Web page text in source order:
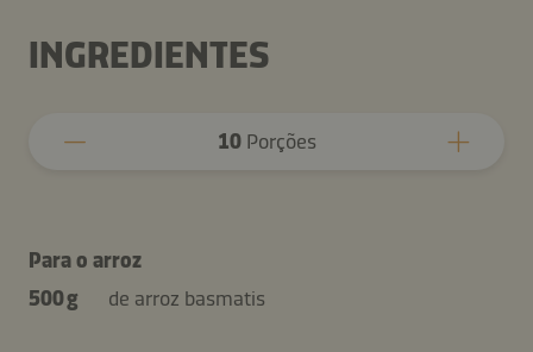
INGREDIENTES
10Porções
Para o arroz
500 g
de arroz basmatis